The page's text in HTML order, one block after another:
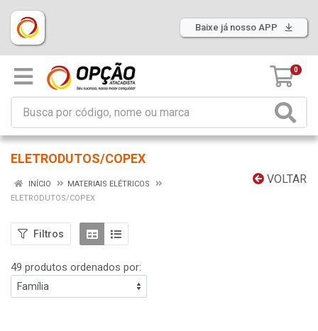
Baixe já nosso APP
0
ELETRODUTOS/COPEX
VOLTAR
INÍCIO
MATERIAIS ELÉTRICOS
ELETRODUTOS/COPEX
Filtros
49 produtos ordenados por: